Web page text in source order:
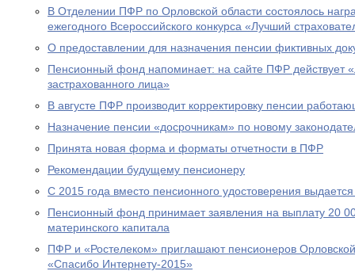
В Отделении ПФР по Орловской области состоялось
ежегодного Всероссийского конкурса «Лучший
О предоставлении для назначения пенсии фиктивных
Пенсионный фонд напоминает: на сайте ПФР действует
застрахованного лица»
В августе ПФР производит корректировку пенсии
Назначение пенсии «досрочникам» по новому
Принята новая форма и форматы отчетности в ПФР
Рекомендации будущему пенсионеру
С 2015 года вместо пенсионного удостоверения выдается
Пенсионный фонд принимает заявления на выплату 20
материнского капитала
ПФР и «Ростелеком» приглашают пенсионеров Орловской
«Спасибо Интернету-2015»